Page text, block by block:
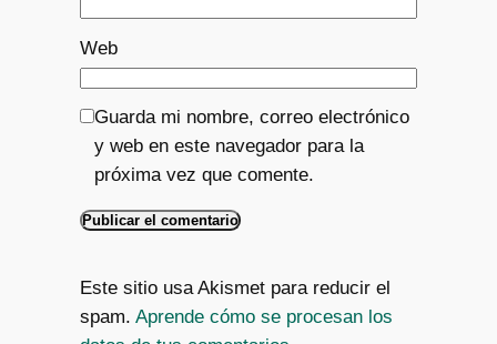
Web
Guarda mi nombre, correo electrónico
y web en este navegador para la
próxima vez que comente.
Este sitio usa Akismet para reducir el
spam. Aprende cómo se procesan los